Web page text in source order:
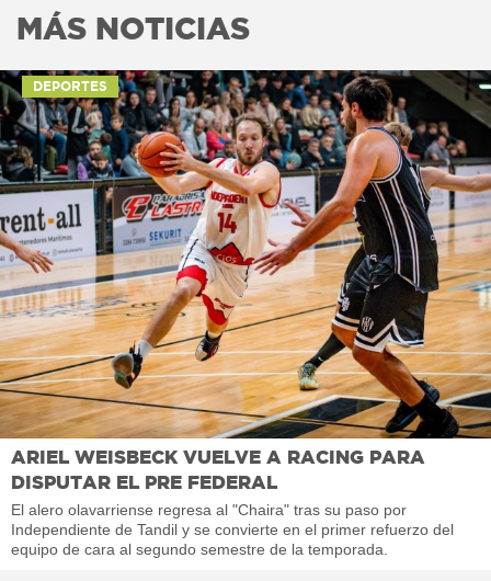
MÁS NOTICIAS
DEPORTES
ARIEL WEISBECK VUELVE A RACING PARA
DISPUTAR EL PRE FEDERAL
El alero olavarriense regresa al "Chaira" tras su paso por
Independiente de Tandil y se convierte en el primer refuerzo del
equipo de cara al segundo semestre de la temporada.